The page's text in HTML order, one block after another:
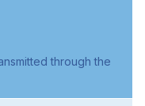
through the